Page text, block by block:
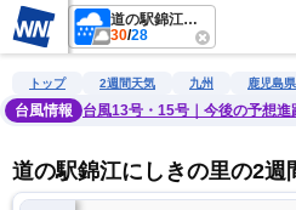
道の駅錦江にしきの里
30/28
雨雲レーダー 台風情報 地震情報
トップ 2週間天気 九州 鹿児島県
台風情報
台風13号・15号｜今後の予想進
道の駅錦江にしきの里の2週